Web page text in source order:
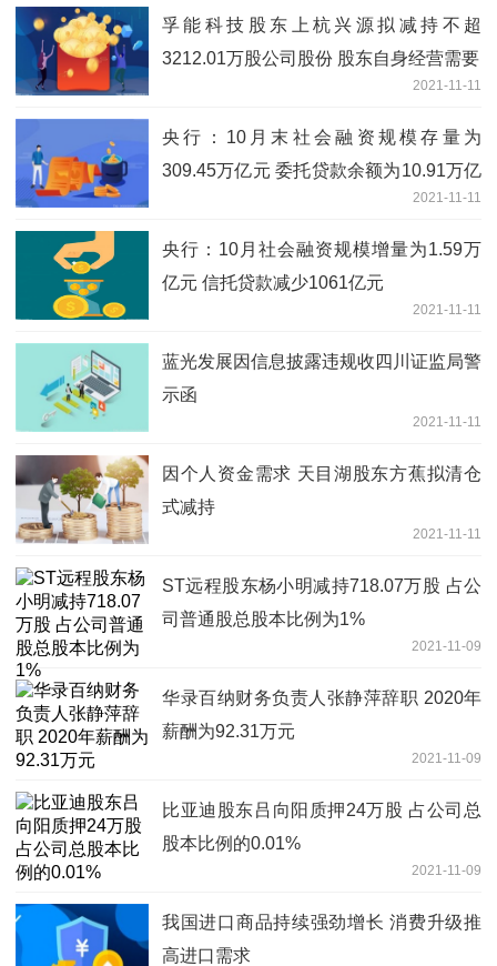
孚能科技股东上杭兴源拟减持不超
3212.01万股公司股份 股东自身经营需要
2021-11-11
央行：10月末社会融资规模存量为
309.45万亿元 委托贷款余额为10.91万亿
2021-11-11
央行：10月社会融资规模增量为1.59万
亿元 信托贷款减少1061亿元
2021-11-11
蓝光发展因信息披露违规收四川证监局警
示函
2021-11-11
因个人资金需求 天目湖股东方蕉拟清仓
式减持
2021-11-11
ST远程股东杨小明减持718.07万股 占公
司普通股总股本比例为1%
2021-11-09
华录百纳财务负责人张静萍辞职 2020年
薪酬为92.31万元
2021-11-09
比亚迪股东吕向阳质押24万股 占公司总
股本比例的0.01%
2021-11-09
我国进口商品持续强劲增长 消费升级推
高进口需求